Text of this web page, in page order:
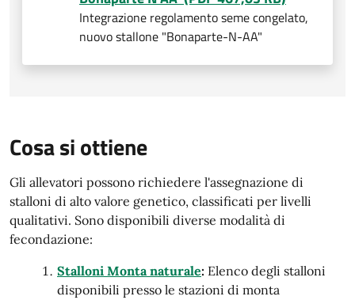
Integrazione regolamento seme congelato,
nuovo stallone "Bonaparte-N-AA"
Cosa si ottiene
Gli allevatori possono richiedere l'assegnazione di
stalloni di alto valore genetico, classificati per livelli
qualitativi. Sono disponibili diverse modalità di
fecondazione:
Stalloni Monta naturale: Elenco degli stalloni
disponibili presso le stazioni di monta